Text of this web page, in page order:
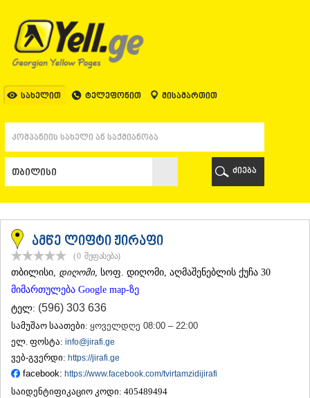
სახელით ტელეფონით მისამართით
ᲗᲑᲘᲚᲘᲡᲘ
ᲗᲑᲘᲚᲘᲡᲘ
ᲐᲤᲮᲐᲖᲔᲗᲘ
ᲒᲐᲚᲘ
ᲑᲐᲗᲣᲛᲘ
ᲥᲝᲑᲣᲚᲔᲗᲘ
ᲨᲣᲐᲮᲔᲕᲘ
ᲩᲐᲥᲕᲘ
ᲝᲖᲣᲠᲒᲔᲗᲘ
ᲩᲝᲮᲐᲢᲐᲣᲠᲘ
ᲣᲠᲔᲙᲘ
ᲘᲛᲔᲠᲔᲗᲘ
ᲑᲐᲦᲓᲐᲗᲘ
ᲕᲐᲜᲘ
ᲖᲔᲡᲢᲐᲤᲝᲜᲘ
ᲗᲔᲠᲯᲝᲚᲐ
ᲡᲐᲛᲢᲠᲔᲓᲘᲐ
ᲡᲐᲩᲮᲔᲠᲔ
ᲢᲧᲘᲑᲣᲚᲘ
ᲥᲣᲗᲐᲘᲡᲘ
ᲬᲧᲐᲚᲢᲣᲑᲝ
ძიება
ამწე ლიფტი ჟირაფი
(0 შეფასება)
ᲗᲑᲘᲚᲘᲡᲘ, დიღომი, სოფ. დიღომი, აღმაშენებლის ქუჩა 30
მიმართულება Google map-ზე
ტელ: (596) 303 636
სამუშაო საათები: ყოველდღე 08:00 – 22:00
ელ. ფოსტა: info@jirafi.ge
ვებ-გვერდი: https://jirafi.ge
facebook: https://www.facebook.com/tvirtamzidijirafi
საიდენტიფიკაციო კოდი: 405489494